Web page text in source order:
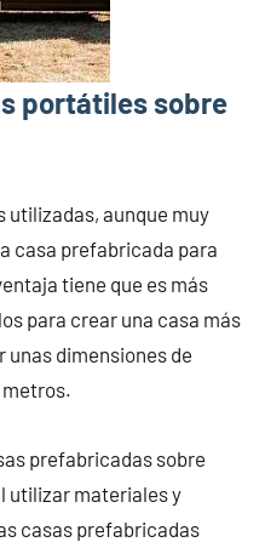
portátiles sobre
utilizadas, aunque muy
casa prefabricada para
tiene que es más
para crear una casa más
unas dimensiones de
metros.
prefabricadas sobre
utilizar materiales y
casas prefabricadas